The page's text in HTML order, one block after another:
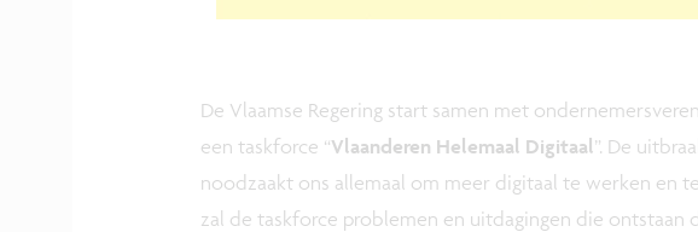
De Vlaamse Regering start samen met
een taskforce “Vlaanderen Helemaal Digitaal”. De
noodzaakt ons allemaal om meer digitaal te werken en
zal de taskforce problemen en uitdagingen die ontstaan